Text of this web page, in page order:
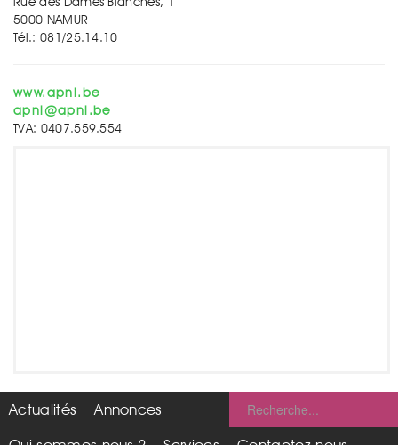
5000 NAMUR
Tél.: 081/25.14.10
www.apnl.be
apnl@apnl.be
TVA: 0407.559.554
Actualités
Annonces